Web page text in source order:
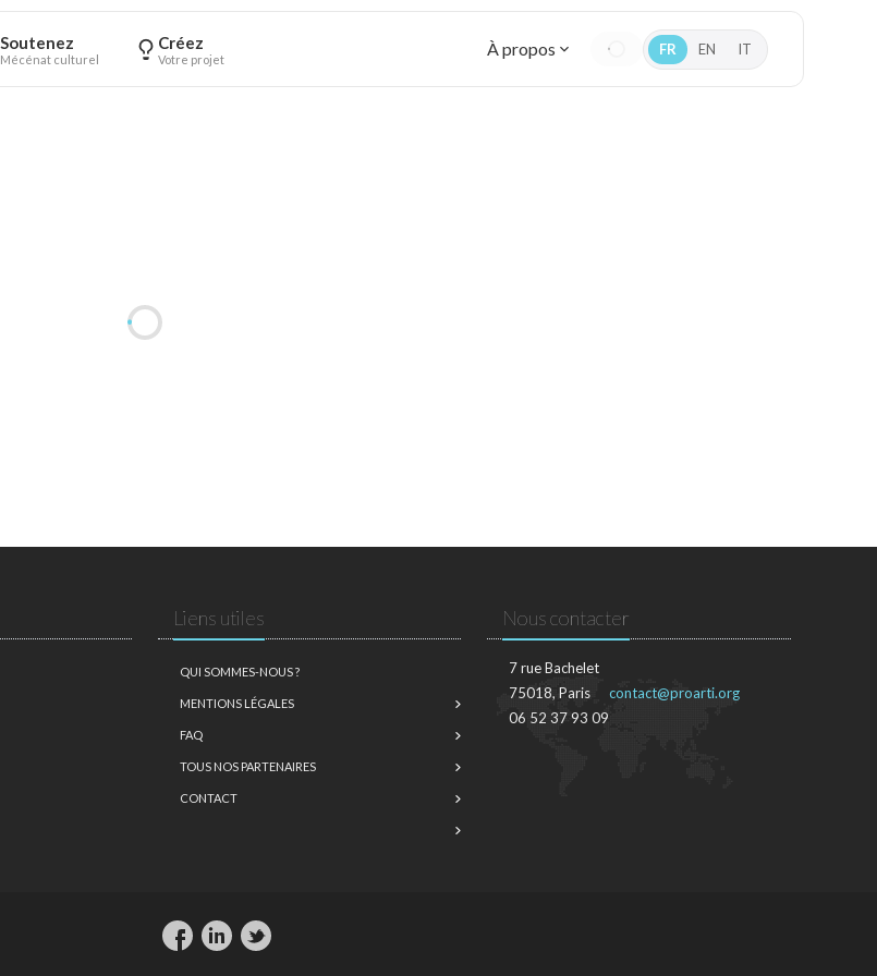
Soutenez
Mécénat culturel
Créez
Votre projet À propos FR EN IT
Liens utiles
QUI SOMMES-NOUS ?
MENTIONS LÉGALES
FAQ
TOUS NOS PARTENAIRES
CONTACT
Nous contacter
7 rue Bachelet
75018, Paris
06 52 37 93 09
contact@proarti.org